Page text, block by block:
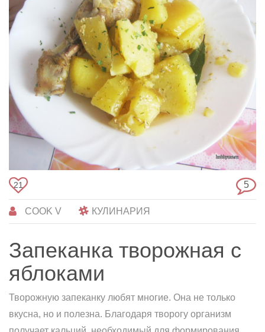
21 5
COOK V КУЛИНАРИЯ
Запеканка творожная с
яблоками
Творожную запеканку любят многие. Она не только
вкусна, но и полезна. Благодаря творогу организм